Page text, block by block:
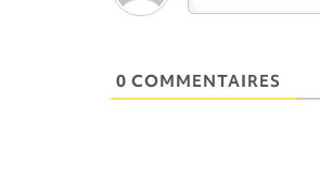
0 COMMENTAIRES